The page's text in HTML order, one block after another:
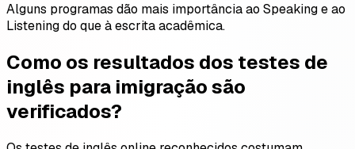
Alguns programas dão mais importância ao Speaking e ao
Listening do que à escrita acadêmica.
Como os resultados dos testes de
inglês para imigração são
verificados?